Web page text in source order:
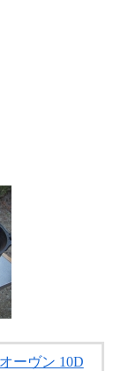
ーヴン 10D